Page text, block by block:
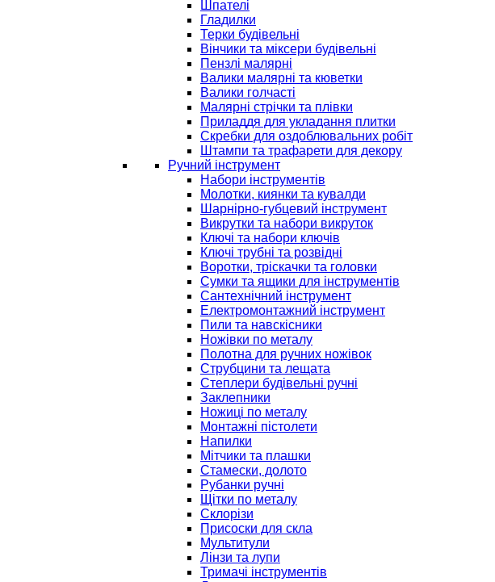
Шпателі
Гладилки
Терки будівельні
Вінчики та міксери будівельні
Пензлі малярні
Валики малярні та кюветки
Валики голчасті
Малярні стрічки та плівки
Приладдя для укладання плитки
Скребки для оздоблювальних робіт
Штампи та трафарети для декору
Ручний інструмент
Набори інструментів
Молотки, киянки та кувалди
Шарнірно-губцевий інструмент
Викрутки та набори викруток
Ключі та набори ключів
Ключі трубні та розвідні
Воротки, тріскачки та головки
Сумки та ящики для інструментів
Сантехнічний інструмент
Електромонтажний інструмент
Пили та навскісники
Ножівки по металу
Полотна для ручних ножівок
Струбцини та лещата
Степлери будівельні ручні
Заклепники
Ножиці по металу
Монтажні пістолети
Напилки
Мітчики та плашки
Стамески, долото
Рубанки ручні
Щітки по металу
Склорізи
Присоски для скла
Мультитули
Лінзи та лупи
Тримачі інструментів